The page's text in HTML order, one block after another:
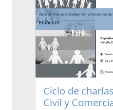
Ciclo de
Civil y